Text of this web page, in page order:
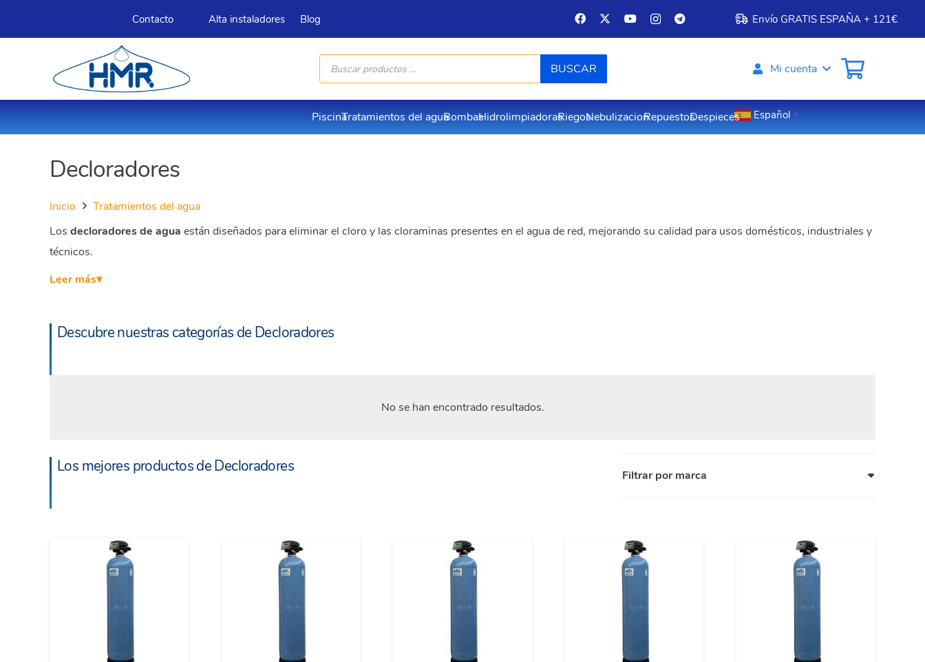
Contacto Alta instaladores Blog Envío GRATIS ESPAÑA + 121€
Búsqueda
productos
BUSCAR Mi cuenta
PiscinaTratamientos del aguaBombasHidrolimpiadorasRiegosNebulizacionRepuestosDespieces Español ▼
Decloradores
Inicio
Tratamientos del agua
Los decloradores de agua están diseñados para eliminar el cloro y las cloraminas presentes en el agua de red, mejorando su calidad para usos domésticos, industriales y
técnicos.
Leer más▾
Descubre nuestras categorías de Decloradores
No se han encontrado resultados.
Los mejores productos de Decloradores Filtrar por marca